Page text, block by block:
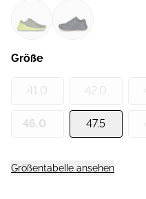
Größe
41.0 42.0
46.0 47.5
Größentabelle ansehen